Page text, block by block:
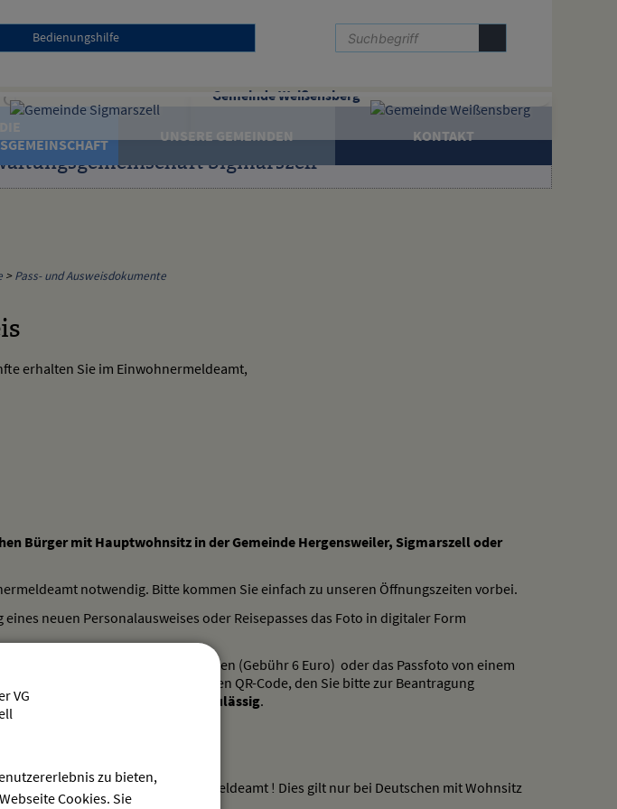
Bedienungshilfe
Gemeinde Weißensberg
UNSERE GEMEINDEN KONTAKT
Sigmarszell
>Pass- und Ausweisdokumente
erhalten Sie im Einwohnermeldeamt,
Bürger mit Hauptwohnsitz in der Gemeinde Hergensweiler, Sigmarszell oder
notwendig. Bitte kommen Sie einfach zu unseren Öffnungszeiten vorbei.
neuen Personalausweises oder Reisepasses das Foto in digitaler Form
bei uns im Rathaus zu nutzen (Gebühr 6 Euro) oder das Passfoto von einem
zu lassen. Dort erhalten Sie einen QR-Code, den Sie bitte zur Beantragung
für diese Dokumente nicht mehr zulässig.
im A U S L A N D :
Termin mit dem Einwohnermeldeamt ! Dies gilt nur bei Deutschen mit Wohnsitz
zu bieten,
Cookies. Sie